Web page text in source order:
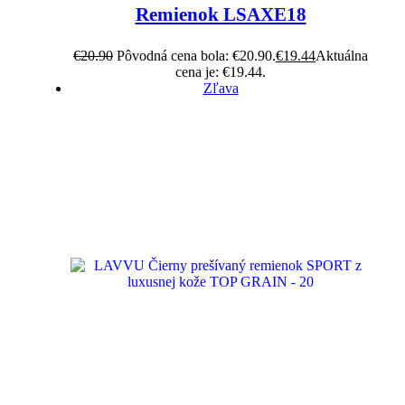
Remienok LSAXE18
€20.90 Pôvodná cena bola: €20.90.€19.44Aktuálna
cena je: €19.44.
Zľava